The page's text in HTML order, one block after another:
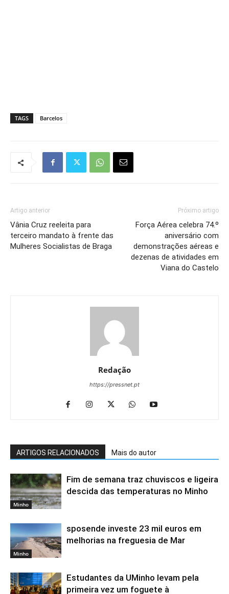
TAGS Barcelos
Artigo anterior
Vânia Cruz reeleita para
terceiro mandato à frente das
Mulheres Socialistas de Braga
Próximo artigo
Força Aérea celebra 74.º
aniversário com
demonstrações aéreas e
dezenas de atividades em
Viana do Castelo
Redação
https://pressnet.pt
ARTIGOS RELACIONADOS Mais do autor
Minho
Fim de semana traz chuviscos e ligeira
descida das temperaturas no Minho
Minho
sposende investe 23 mil euros em
melhorias na freguesia de Mar
Estudantes da UMinho levam pela
primeira vez um foguete à